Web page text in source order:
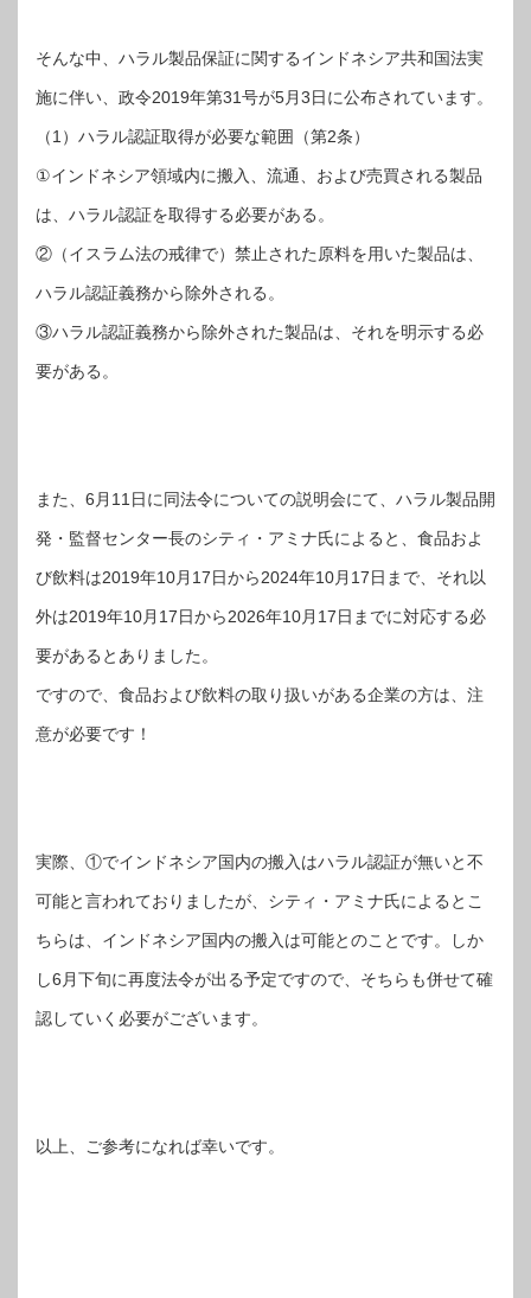
そんな中、ハラル製品保証に関するインドネシア共和国法実
施に伴い、政令2019年第31号が5月3日に公布されています。
（1）ハラル認証取得が必要な範囲（第2条）
①インドネシア領域内に搬入、流通、および売買される製品
は、ハラル認証を取得する必要がある。
②（イスラム法の戒律で）禁止された原料を用いた製品は、
ハラル認証義務から除外される。
③ハラル認証義務から除外された製品は、それを明示する必
要がある。
また、6月11日に同法令についての説明会にて、ハラル製品開
発・監督センター長のシティ・アミナ氏によると、食品およ
び飲料は2019年10月17日から2024年10月17日まで、それ以
外は2019年10月17日から2026年10月17日までに対応する必
要があるとありました。
ですので、食品および飲料の取り扱いがある企業の方は、注
意が必要です！
実際、①でインドネシア国内の搬入はハラル認証が無いと不
可能と言われておりましたが、シティ・アミナ氏によるとこ
ちらは、インドネシア国内の搬入は可能とのことです。しか
し6月下旬に再度法令が出る予定ですので、そちらも併せて確
認していく必要がございます。
以上、ご参考になれば幸いです。